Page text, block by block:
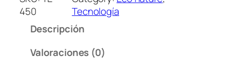
g
a
450
Tecnología
Descripción
Valoraciones (0)